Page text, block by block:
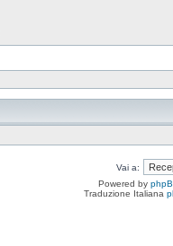
Vai a:
Powered by
Traduzione Italiana